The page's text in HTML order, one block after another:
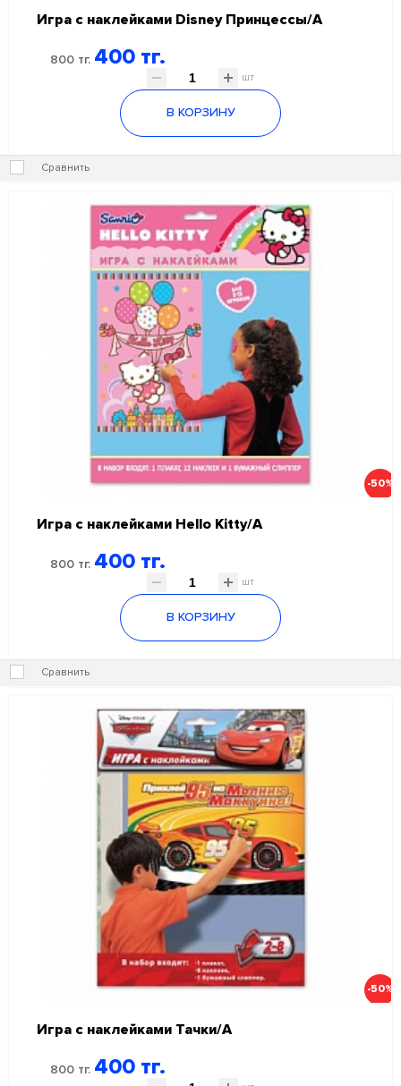
Игра с наклейками Disney Принцессы/А
800 тг. 400 тг.
шт
В КОРЗИНУ
Сравнить
-50%
Игра с наклейками Hello Kitty/А
800 тг. 400 тг.
шт
В КОРЗИНУ
Сравнить
-50%
Игра с наклейками Тачки/А
800 тг. 400 тг.